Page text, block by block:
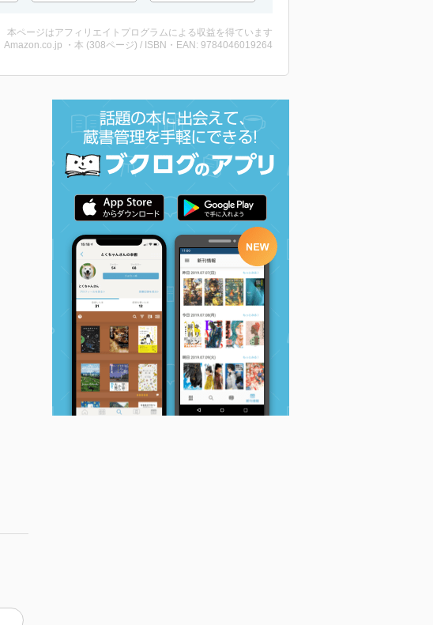
本ページはアフィリエイトプログラムによる収益を得ています
Amazon.co.jp ・本 (308ページ) / ISBN・EAN: 9784046019264